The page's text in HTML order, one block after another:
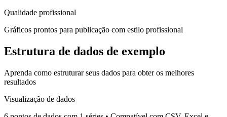
Qualidade profissional
Gráficos prontos para publicação com estilo profissional
Estrutura de dados de exemplo
Aprenda como estruturar seus dados para obter os melhores
resultados
Visualização de dados